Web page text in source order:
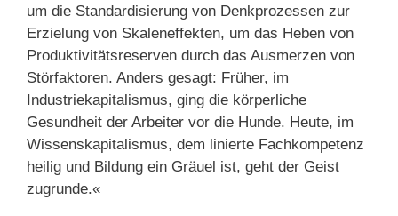
um die Standardisierung von Denkprozessen zur
Erzielung von Skaleneffekten, um das Heben von
Produktivitätsreserven durch das Ausmerzen von
Störfaktoren. Anders gesagt: Früher, im
Industriekapitalismus, ging die körperliche
Gesundheit der Arbeiter vor die Hunde. Heute, im
Wissenskapitalismus, dem linierte Fachkompetenz
heilig und Bildung ein Gräuel ist, geht der Geist
zugrunde.«